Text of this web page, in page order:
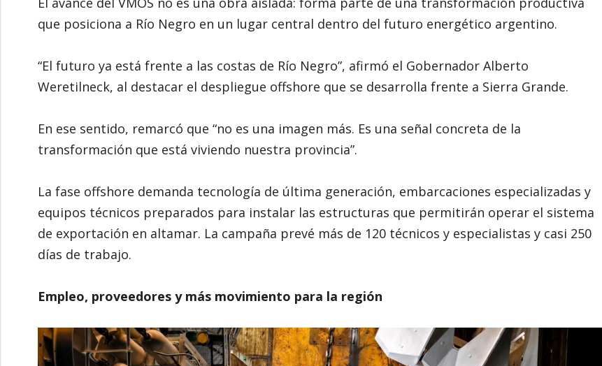
que posiciona a Río Negro en un lugar central dentro del futuro energético argentino.
“El futuro ya está frente a las costas de Río Negro”, afirmó el Gobernador Alberto
Weretilneck, al destacar el despliegue offshore que se desarrolla frente a Sierra Grande.
En ese sentido, remarcó que “no es una imagen más. Es una señal concreta de la
transformación que está viviendo nuestra provincia”.
La fase offshore demanda tecnología de última generación, embarcaciones especializadas y
equipos técnicos preparados para instalar las estructuras que permitirán operar el sistema
de exportación en altamar. La campaña prevé más de 120 técnicos y especialistas y casi 250
días de trabajo.
Empleo, proveedores y más movimiento para la región